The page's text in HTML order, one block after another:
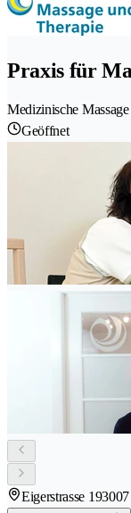
Praxis für
Medizinische
Geöffnet
Eigerstrasse 19